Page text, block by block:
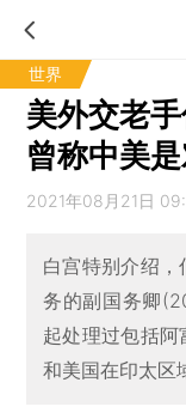
世界
美外交老
曾称中美
2021年08月21日
白宫特别介绍
务的副国务卿
起处理过包括阿
和美国在印太区